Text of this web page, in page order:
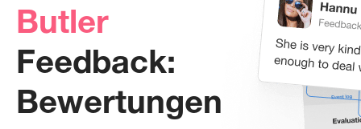
Butler
Feedback:
Bewertungen